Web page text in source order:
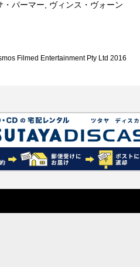
・パーマー, ヴィンス・ヴォーン
Filmed Entertainment Pty Ltd 2016